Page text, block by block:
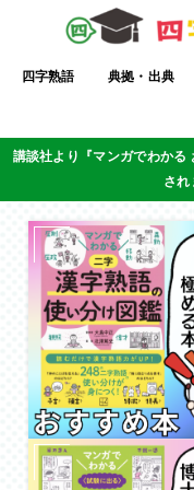
四字熟語 典拠・出典
講談社より『マンガでわかる
され